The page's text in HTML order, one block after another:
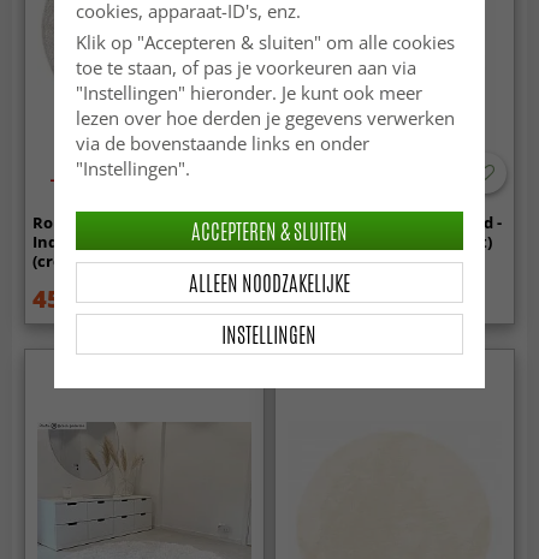
-30%
Ronde vloerkleden -
Indoor/Outdoor Shirley
(cream)
45.99 € 64.99 €
Ovaal hoogpolig vloerkleed -
Aranga Super Soft Fur (wit)
99.99 €
cookies, apparaat-ID's, enz.
Klik op "Accepteren & sluiten" om alle cookies
toe te staan, of pas je voorkeuren aan via
"Instellingen" hieronder. Je kunt ook meer
lezen over hoe derden je gegevens verwerken
via de bovenstaande links en onder
"Instellingen".
INSTELLINGEN
ALLEEN NOODZAKELIJKE
ACCEPTEREN & SLUITEN